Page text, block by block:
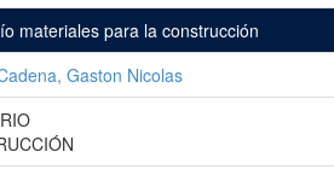
materiales para la construcción
Gaston Nicolas